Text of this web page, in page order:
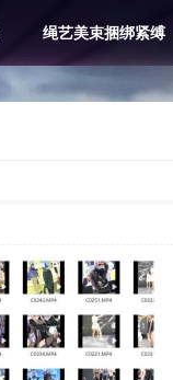
绳艺美束捆绑紧缚